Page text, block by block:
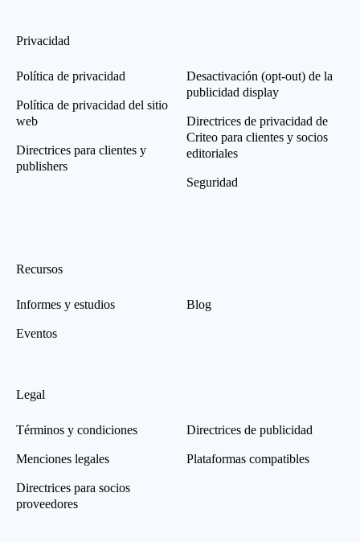
Privacidad
Política de privacidad
Política de privacidad del sitio
web
Directrices para clientes y
publishers
Desactivación (opt-out) de la
publicidad display
Directrices de privacidad de
Criteo para clientes y socios
editoriales
Seguridad
Recursos
Informes y estudios
Eventos
Blog
Legal
Términos y condiciones
Menciones legales
Directrices para socios
proveedores
Directrices de publicidad
Plataformas compatibles